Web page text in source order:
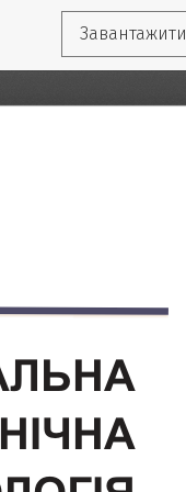
Завантажити